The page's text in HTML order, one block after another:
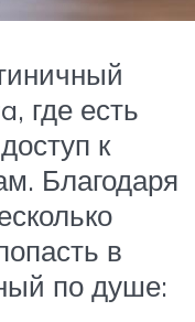
где есть
к
Благодаря
в
по душе: